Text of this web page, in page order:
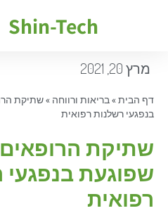
Shin-Tech
מרץ 20, 2021
דף הבית»בריאות ורווחה»שתיקת
בנפגעי רשלנות רפואית
שתיקת
שפוגעת בנפגעי
רפואית